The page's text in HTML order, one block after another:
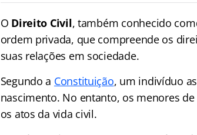
O Direito Civil, também conhecido
ordem privada, que compreende os
suas relações em sociedade.
Segundo a Constituição, um indivíduo
nascimento. No entanto, os menores
os atos da vida civil.